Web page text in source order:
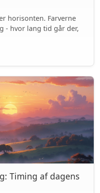
horisonten. Farverne
- hvor lang tid går der,
Timing af dagens